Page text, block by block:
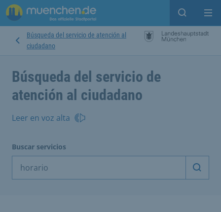
Open
Búsqueda del servicio de atención al
ciudadano
Búsqueda del servicio de
atención al ciudadano
Leer en voz alta
Buscar servicios